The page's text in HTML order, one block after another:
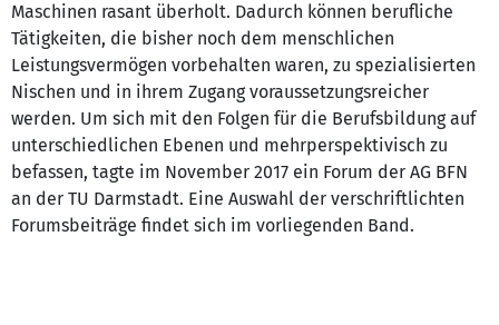
Maschinen rasant überholt. Dadurch können berufliche
Tätigkeiten, die bisher noch dem menschlichen
Leistungsvermögen vorbehalten waren, zu spezialisierten
Nischen und in ihrem Zugang voraussetzungsreicher
werden. Um sich mit den Folgen für die Berufsbildung auf
unterschiedlichen Ebenen und mehrperspektivisch zu
befassen, tagte im November 2017 ein Forum der AG BFN
an der TU Darmstadt. Eine Auswahl der verschriftlichten
Forumsbeiträge findet sich im vorliegenden Band.